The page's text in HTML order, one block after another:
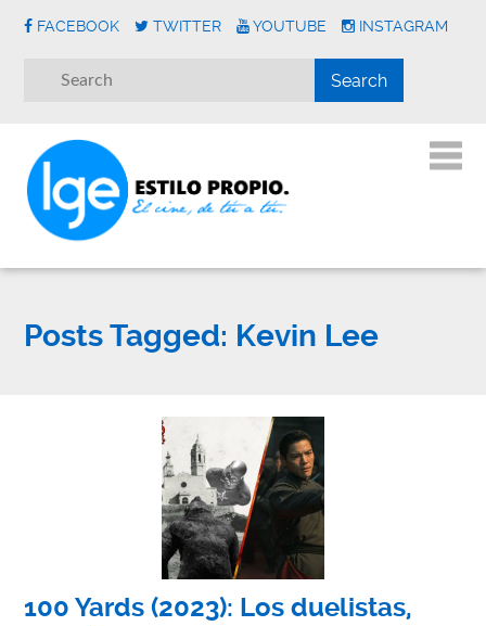
FACEBOOK TWITTER YOUTUBE INSTAGRAM
Posts Tagged: Kevin Lee
100 Yards (2023): Los duelistas,